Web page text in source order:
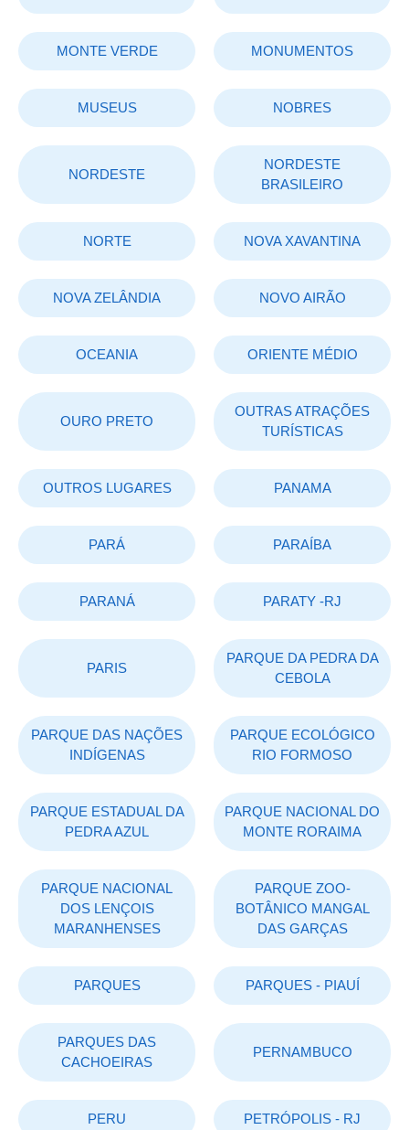
MONTE VERDE MONUMENTOS
MUSEUS NOBRES
NORDESTE
NORDESTE
BRASILEIRO
NORTE NOVA XAVANTINA
NOVA ZELÂNDIA NOVO AIRÃO
OCEANIA ORIENTE MÉDIO
OURO PRETO
OUTRAS ATRAÇÕES
TURÍSTICAS
OUTROS LUGARES PANAMA
PARÁ PARAÍBA
PARANÁ PARATY -RJ
PARIS
PARQUE DA PEDRA DA
CEBOLA
PARQUE DAS NAÇÕES
INDÍGENAS
PARQUE ECOLÓGICO
RIO FORMOSO
PARQUE ESTADUAL DA
PEDRA AZUL
PARQUE NACIONAL DO
MONTE RORAIMA
PARQUE NACIONAL
DOS LENÇOIS
MARANHENSES
PARQUE ZOO-
BOTÂNICO MANGAL
DAS GARÇAS
PARQUES PARQUES - PIAUÍ
PARQUES DAS
CACHOEIRAS
PERNAMBUCO
PERU PETRÓPOLIS - RJ